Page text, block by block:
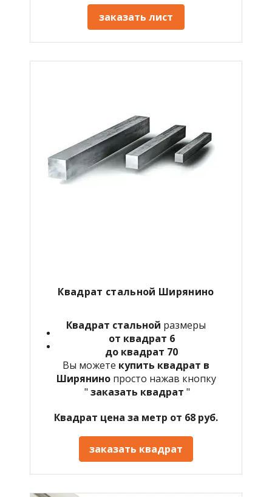
заказать лист
Квадрат стальной Ширянино
Квадрат стальной размеры
от квадрат 6
до квадрат 70
Вы можете купить квадрат в
Ширянино просто нажав кнопку
" заказать квадрат "
Квадрат цена за метр от 68 руб.
заказать квадрат